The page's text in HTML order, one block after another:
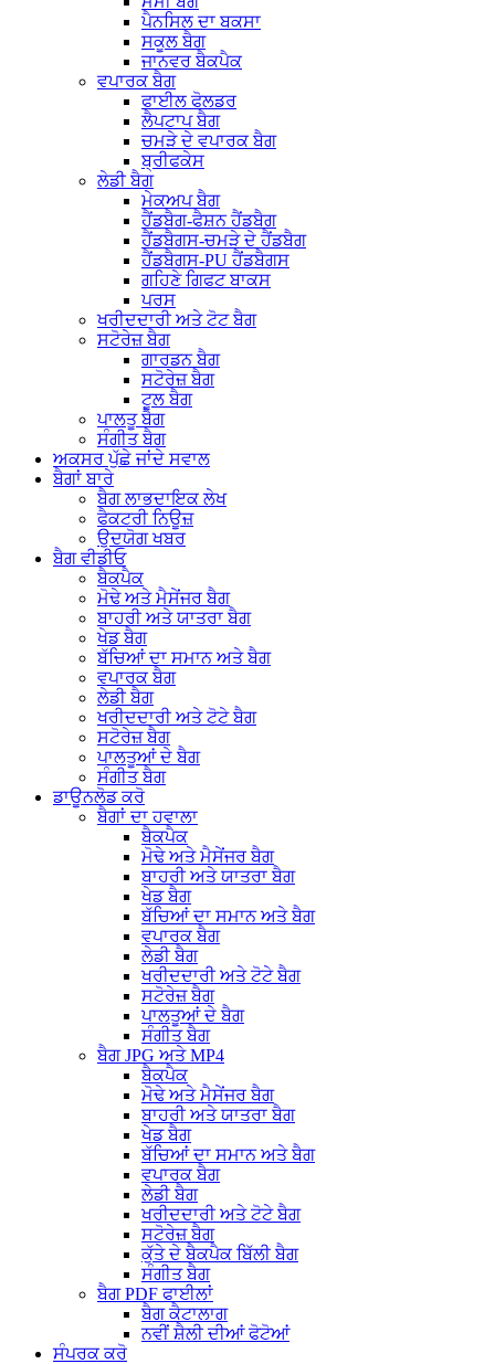
ਪੈਨਸਿਲ ਦਾ ਬਕਸਾ
ਸਕੂਲ ਬੈਗ
ਜਾਨਵਰ ਬੈਕਪੈਕ
ਵਪਾਰਕ ਬੈਗ
ਫਾਈਲ ਫੋਲਡਰ
ਲੈਪਟਾਪ ਬੈਗ
ਚਮੜੇ ਦੇ ਵਪਾਰਕ ਬੈਗ
ਬ੍ਰੀਫਕੇਸ
ਲੇਡੀ ਬੈਗ
ਮੇਕਅਪ ਬੈਗ
ਹੈਂਡਬੈਗ-ਫੈਸ਼ਨ ਹੈਂਡਬੈਗ
ਹੈਂਡਬੈਗਸ-ਚਮੜੇ ਦੇ ਹੈਂਡਬੈਗ
ਹੈਂਡਬੈਗਸ-PU ਹੈਂਡਬੈਗਸ
ਗਹਿਣੇ ਗਿਫਟ ਬਾਕਸ
ਪਰਸ
ਖਰੀਦਦਾਰੀ ਅਤੇ ਟੋਟ ਬੈਗ
ਸਟੋਰੇਜ਼ ਬੈਗ
ਗਾਰਡਨ ਬੈਗ
ਸਟੋਰੇਜ਼ ਬੈਗ
ਟੂਲ ਬੈਗ
ਪਾਲਤੂ ਬੈਗ
ਸੰਗੀਤ ਬੈਗ
ਅਕਸਰ ਪੁੱਛੇ ਜਾਂਦੇ ਸਵਾਲ
ਬੈਗਾਂ ਬਾਰੇ
ਬੈਗ ਲਾਭਦਾਇਕ ਲੇਖ
ਫੈਕਟਰੀ ਨਿਊਜ਼
ਉਦਯੋਗ ਖਬਰ
ਬੈਗ ਵੀਡੀਓ
ਬੈਕਪੈਕ
ਮੋਢੇ ਅਤੇ ਮੈਸੇਂਜਰ ਬੈਗ
ਬਾਹਰੀ ਅਤੇ ਯਾਤਰਾ ਬੈਗ
ਖੇਡ ਬੈਗ
ਬੱਚਿਆਂ ਦਾ ਸਮਾਨ ਅਤੇ ਬੈਗ
ਵਪਾਰਕ ਬੈਗ
ਲੇਡੀ ਬੈਗ
ਖਰੀਦਦਾਰੀ ਅਤੇ ਟੋਟੇ ਬੈਗ
ਸਟੋਰੇਜ਼ ਬੈਗ
ਪਾਲਤੂਆਂ ਦੇ ਬੈਗ
ਸੰਗੀਤ ਬੈਗ
ਡਾਊਨਲੋਡ ਕਰੋ
ਬੈਗਾਂ ਦਾ ਹਵਾਲਾ
ਬੈਕਪੈਕ
ਮੋਢੇ ਅਤੇ ਮੈਸੇਂਜਰ ਬੈਗ
ਬਾਹਰੀ ਅਤੇ ਯਾਤਰਾ ਬੈਗ
ਖੇਡ ਬੈਗ
ਬੱਚਿਆਂ ਦਾ ਸਮਾਨ ਅਤੇ ਬੈਗ
ਵਪਾਰਕ ਬੈਗ
ਲੇਡੀ ਬੈਗ
ਖਰੀਦਦਾਰੀ ਅਤੇ ਟੋਟੇ ਬੈਗ
ਸਟੋਰੇਜ਼ ਬੈਗ
ਪਾਲਤੂਆਂ ਦੇ ਬੈਗ
ਸੰਗੀਤ ਬੈਗ
ਬੈਗ JPG ਅਤੇ MP4
ਬੈਕਪੈਕ
ਮੋਢੇ ਅਤੇ ਮੈਸੇਂਜਰ ਬੈਗ
ਬਾਹਰੀ ਅਤੇ ਯਾਤਰਾ ਬੈਗ
ਖੇਡ ਬੈਗ
ਬੱਚਿਆਂ ਦਾ ਸਮਾਨ ਅਤੇ ਬੈਗ
ਵਪਾਰਕ ਬੈਗ
ਲੇਡੀ ਬੈਗ
ਖਰੀਦਦਾਰੀ ਅਤੇ ਟੋਟੇ ਬੈਗ
ਸਟੋਰੇਜ਼ ਬੈਗ
ਕੁੱਤੇ ਦੇ ਬੈਕਪੈਕ ਬਿੱਲੀ ਬੈਗ
ਸੰਗੀਤ ਬੈਗ
ਬੈਗ PDF ਫਾਈਲਾਂ
ਬੈਗ ਕੈਟਾਲਾਗ
ਨਵੀਂ ਸ਼ੈਲੀ ਦੀਆਂ ਫੋਟੋਆਂ
ਸੰਪਰਕ ਕਰੋ